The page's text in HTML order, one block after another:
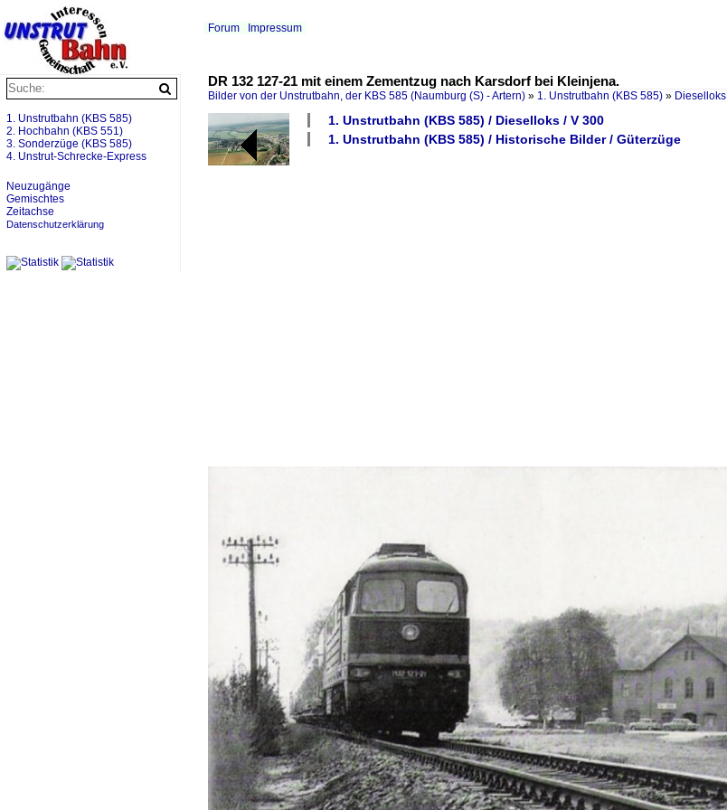
Forum Impressum
DR 132 127-21 mit einem Zementzug nach Karsdorf bei Kleinjena.
Bilder von der Unstrutbahn, der KBS 585 (Naumburg (S) - Artern) » 1. Unstrutbahn (KBS 585) » Dieselloks
1. Unstrutbahn (KBS 585) / Dieselloks / V 300
1. Unstrutbahn (KBS 585) / Historische Bilder / Güterzüge
1. Unstrutbahn (KBS 585)
2. Hochbahn (KBS 551)
3. Sonderzüge (KBS 585)
4. Unstrut-Schrecke-Express
Neuzugänge
Gemischtes
Zeitachse
Datenschutzerklärung